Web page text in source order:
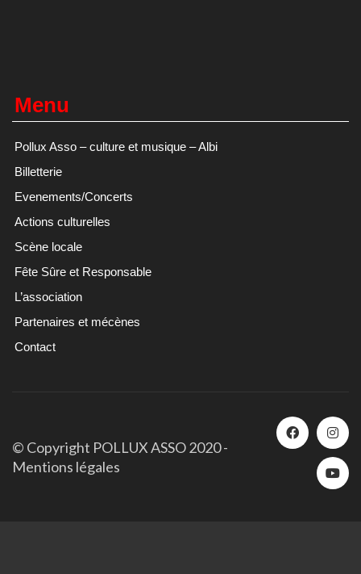
Menu
Pollux Asso – culture et musique – Albi
Billetterie
Evenements/Concerts
Actions culturelles
Scène locale
Fête Sûre et Responsable
L’association
Partenaires et mécènes
Contact
© Copyright POLLUX ASSO 2020 -
Mentions légales